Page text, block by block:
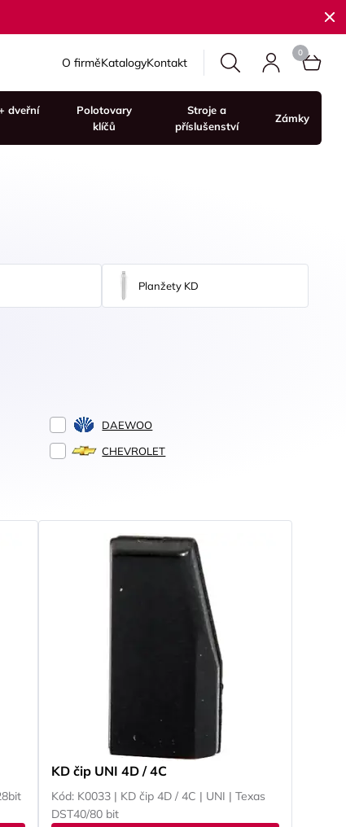
O firměKatalogyKontakt
dveřní
Polotovary
klíčů
Stroje a
příslušenství
Zámky
Planžety KD
DAEWOO
CHEVROLET
KD čip UNI 4D / 4C
Kód: K0033 | KD čip 4D / 4C | UNI | Texas
DST40/80 bit